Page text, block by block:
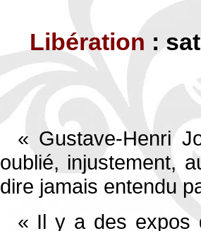
Libération :
« Gustave-Henri
oublié, injustement,
dire jamais entendu
« Il y a des expos